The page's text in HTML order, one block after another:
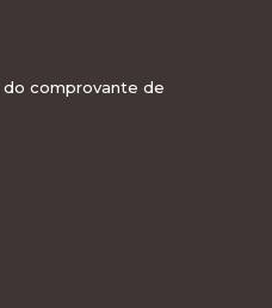
do comprovante de